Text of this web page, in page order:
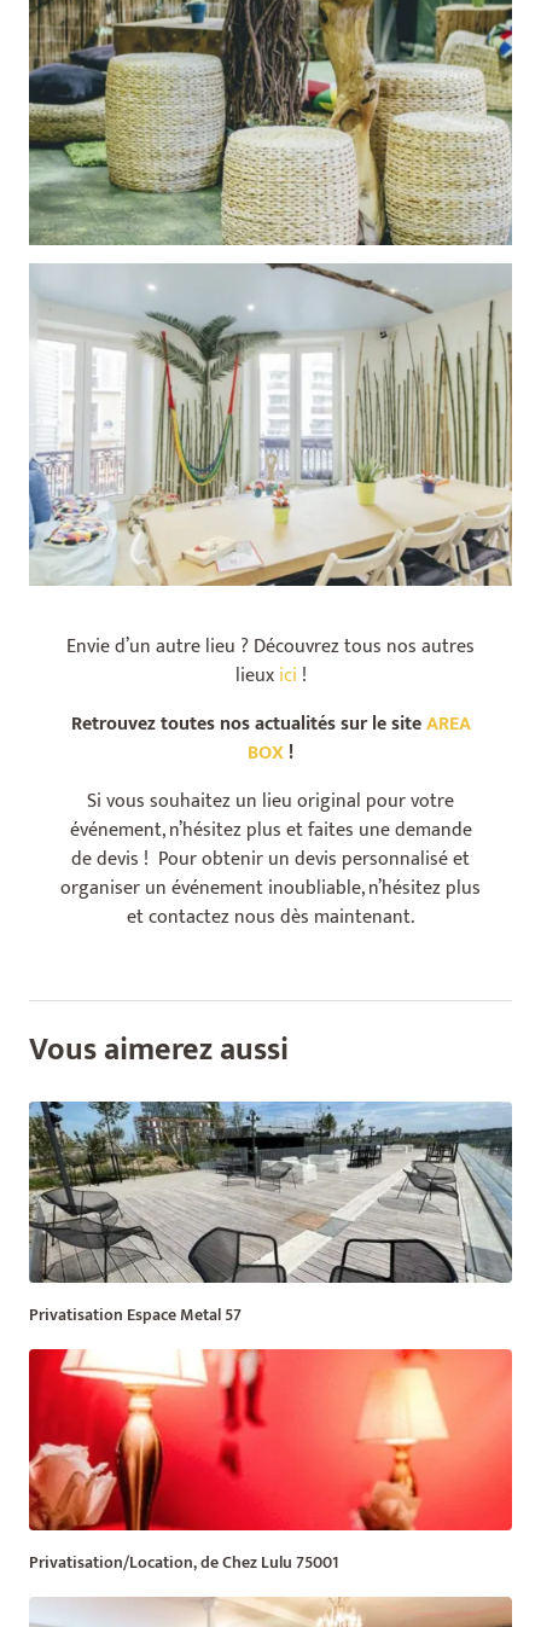
Envie d’un autre lieu ? Découvrez tous nos autres
lieuxici !
Retrouvez toutes nos actualités sur le siteAREA
BOX!
Si vous souhaitez un lieu original pour votre
événement, n’hésitez plus et faites une demande
de devis ! Pour obtenir un devis personnalisé et
organiser un événement inoubliable, n’hésitez plus
et contactez nous dès maintenant.
Vous aimerez aussi
Privatisation Espace Metal 57
Privatisation/Location, de Chez Lulu 75001